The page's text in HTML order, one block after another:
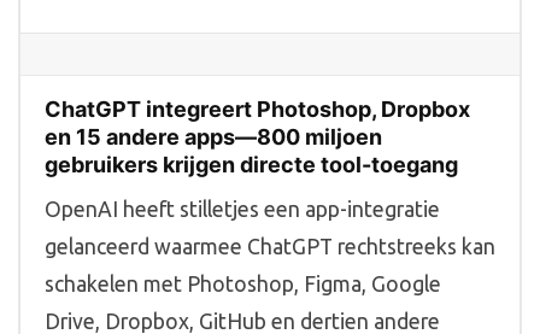
ChatGPT integreert Photoshop, Dropbox
en 15 andere apps—800 miljoen
gebruikers krijgen directe tool-toegang
OpenAI heeft stilletjes een app-integratie
gelanceerd waarmee ChatGPT rechtstreeks kan
schakelen met Photoshop, Figma, Google
Drive, Dropbox, GitHub en dertien andere